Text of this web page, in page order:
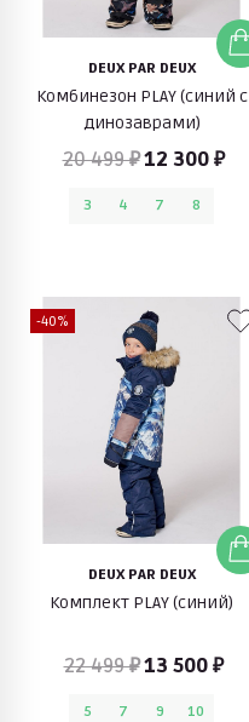
DEUX PAR DEUX
Комбинезон PLAY (синий с
динозаврами)
20 499 ₽12 300 ₽
3 4 7 8
-40%
DEUX PAR DEUX
Комплект PLAY (синий)
22 499 ₽13 500 ₽
5 7 9 10